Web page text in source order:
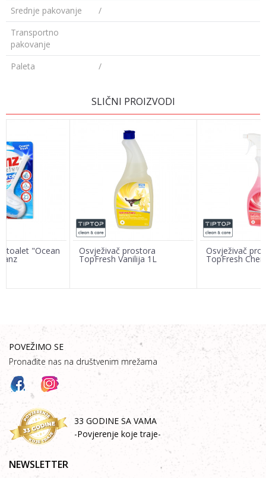
Srednje pakovanje
/
Transportno
pakovanje
Paleta
/
Poruka
SLIČNI PROIZVODI
toalet "Ocean Osvježivač prostora
TopFresh Vanilija 1L
Osvježivač
TopFresh
POVEŽIMO SE
Pronađite nas na društvenim mrežama
33 GODINE SA VAMA
-Povjerenje koje traje-
NEWSLETTER